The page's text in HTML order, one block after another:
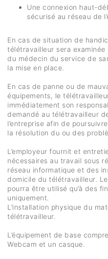
Une connexion haut-
sécurisé au réseau de
En cas de situation de
télétravailleur sera
du médecin du service de
la mise en place.
En cas de panne ou de
équipements, le
immédiatement son
demandé au télétravailleur
l’entreprise afin de
la résolution du ou des
L’employeur fournit et
nécessaires au travail sous
réseau informatique et des
domicile du télétravailleur.
pourra être utilisé qu’à des
uniquement.
L’installation physique du
télétravailleur.
L’équipement de base
Webcam et un casque.